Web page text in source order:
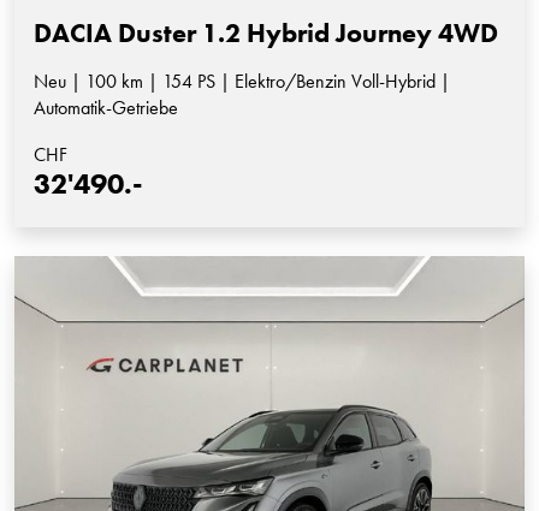
DACIA Duster 1.2 Hybrid Journey 4WD
Neu | 100 km | 154 PS | Elektro/Benzin Voll-Hybrid |
Automatik-Getriebe
CHF
32'490.-